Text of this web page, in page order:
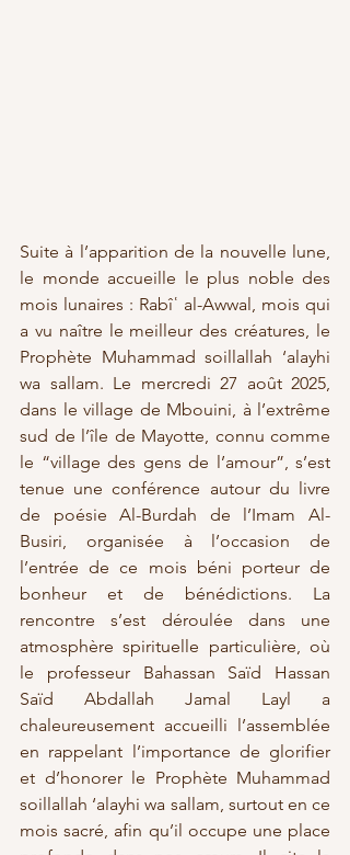
Suite à l’apparition de la nouvelle lune,
le monde accueille le plus noble des
mois lunaires : Rabîʿ al-Awwal, mois qui
a vu naître le meilleur des créatures, le
Prophète Muhammad soillallah ‘alayhi
wa sallam. Le mercredi 27 août 2025,
dans le village de Mbouini, à l’extrême
sud de l’île de Mayotte, connu comme
le “village des gens de l’amour”, s’est
tenue une conférence autour du livre
de poésie Al-Burdah de l’Imam Al-
Busiri, organisée à l’occasion de
l’entrée de ce mois béni porteur de
bonheur et de bénédictions. La
rencontre s’est déroulée dans une
atmosphère spirituelle particulière, où
le professeur Bahassan Saïd Hassan
Saïd Abdallah Jamal Layl a
chaleureusement accueilli l’assemblée
en rappelant l’importance de glorifier
et d’honorer le Prophète Muhammad
soillallah ‘alayhi wa sallam, surtout en ce
mois sacré, afin qu’il occupe une place